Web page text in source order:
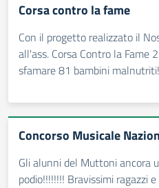
Corsa contro la fame
Con il progetto realizzato il
all'ass. Corsa Contro la Fame
sfamare 81 bambini malnutriti!
Concorso Musicale
Gli alunni del Muttoni ancora
podio!!!!!!!! Bravissimi ragazzi